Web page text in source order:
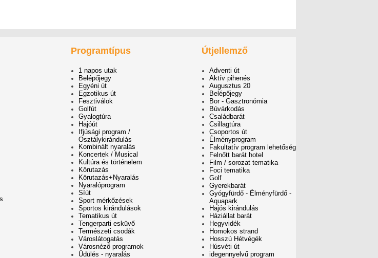
Programtípus
1 napos utak
Belépőjegy
Egyéni út
Egzotikus út
Fesztiválok
Golfút
Gyalogtúra
Hajóút
Ifjúsági program /
Osztálykirándulás
Kombinált nyaralás
Koncertek / Musical
Kultúra és történelem
Körutazás
Körutazás+Nyaralás
Nyaralóprogram
Síút
Sport mérkőzések
Sportos kirándulások
Tematikus út
Tengerparti esküvő
Természeti csodák
Városlátogatás
Városnéző programok
Üdülés - nyaralás
Útjellemző
Adventi út
Aktív pihenés
Augusztus 20
Belépőjegy
Bor - Gasztronómia
Búvárkodás
Családbarát
Csillagtúra
Csoportos út
Élményprogram
Fakultatív program lehetőség
Felnőtt barát hotel
Film / sorozat tematika
Foci tematika
Golf
Gyerekbarát
Gyógyfürdő - Élményfürdő -
Aquapark
Hajós kirándulás
Háziállat barát
Hegyvidék
Homokos strand
Hosszú Hétvégék
Húsvéti út
idegennyelvű program